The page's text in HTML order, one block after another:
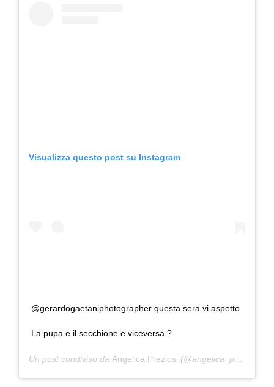
Visualizza questo post su Instagram
@gerardogaetaniphotographer questa sera vi aspetto
La pupa e il secchione e viceversa ?
Un post condiviso da Angelica Preziosi (@angelica_preziosi_) in data: